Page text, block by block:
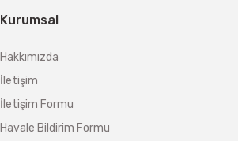
Kurumsal
Hakkımızda
İletişim
İletişim Formu
Havale Bildirim Formu